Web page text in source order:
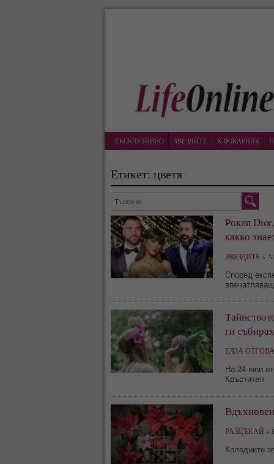
ЕКСКЛУЗИВНО ЗВЕЗДИТЕ КЛЮКАРНИК
Етикет: цветя
Рокля
какво
ЗВЕЗДИТЕ »
Според
ги
ЕЛЗА
На 24 юни
Кръстител
РАЗЦЪКАЙ »
Коледните